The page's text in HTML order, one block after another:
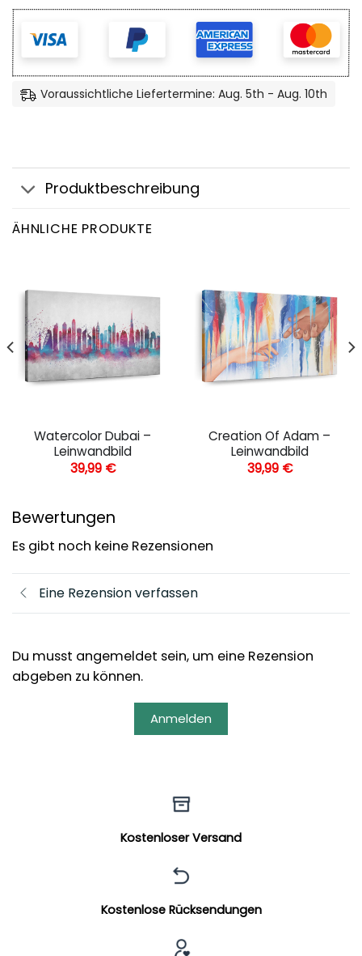
Voraussichtliche Liefertermine: Aug. 5th - Aug. 10th
Produktbeschreibung
ÄHNLICHE PRODUKTE
Watercolor Dubai –
Leinwandbild
39,99 €
Creation Of Adam –
Leinwandbild
39,99 €
Bewertungen
Es gibt noch keine Rezensionen
Eine Rezension verfassen
Du musst angemeldet sein, um eine Rezension
abgeben zu können.
Anmelden
Kostenloser Versand
Kostenlose Rücksendungen